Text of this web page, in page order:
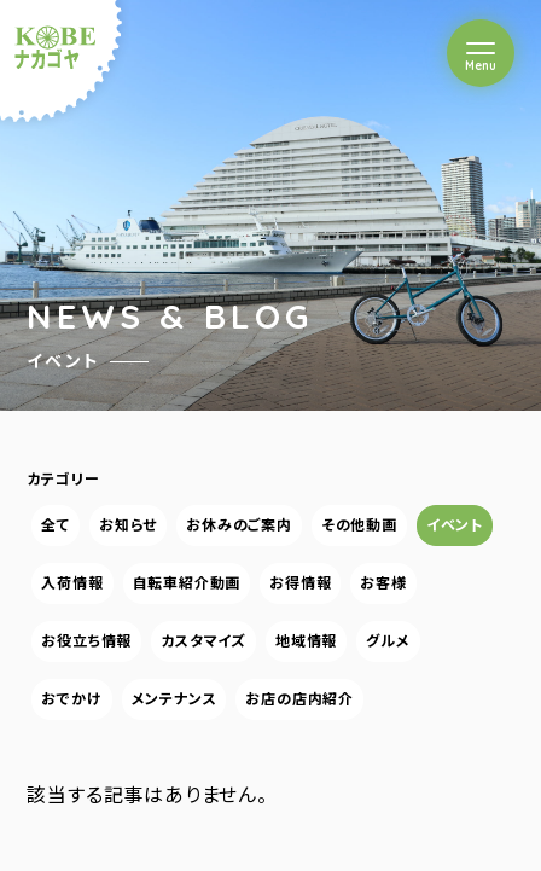
ルショップナカゴヤ
Menuを開閉
NEWS & BLOG
イベント
カテゴリー
全て お知らせ お休みのご案内 その他動画 イベント
入荷情報 自転車紹介動画 お得情報 お客様
お役立ち情報 カスタマイズ 地域情報 グルメ
おでかけ メンテナンス お店の店内紹介
該当する記事はありません。